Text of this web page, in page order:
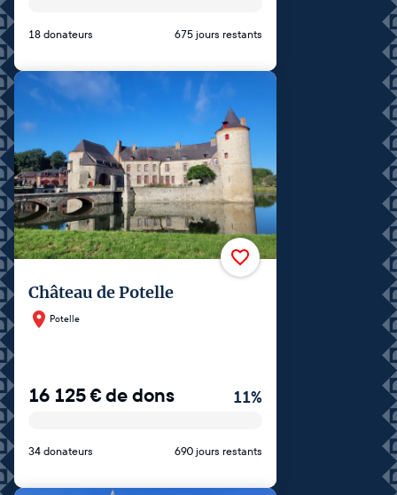
18 donateurs 675 jours restants
Château de Potelle
Potelle
16 125€de dons 11%
34 donateurs 690 jours restants